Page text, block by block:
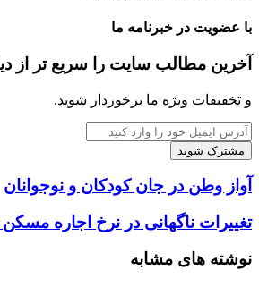
با عضویت در خبرنامه ما
آخرین مطالب سایت را سریع تر از
و تخفیفات ویژه ما برخوردار شوید.
آدرس
ایمیل
خود
را
وارد
کنید
آواز وطن در جان کودکان و نوجوانان
تغییرات ناگهانی در نرخ اجاره مسکن
نوشته های مشابه